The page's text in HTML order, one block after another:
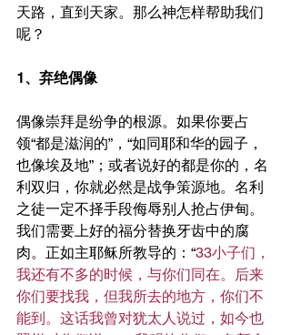
天路，直到天家。那么神怎样帮助我们
呢？
1、弃绝偶像
偶像崇拜是纷争的根源。如果你要占
领“都是滋润的”，“如同耶和华的园子，
也像埃及地”；或者说好的都是你的，名
利双归，你就必然是战争策源地。名利
之徒一定不择手段侮辱别人抢占伊甸。
我们需要上好的福分替换牙齿中的腐
肉。正如主耶稣所教导的：“33小子们，
我还有不多的时候，与你们同在。后来
你们要找我，但我所去的地方，你们不
能到。这话我曾对犹太人说过，如今也